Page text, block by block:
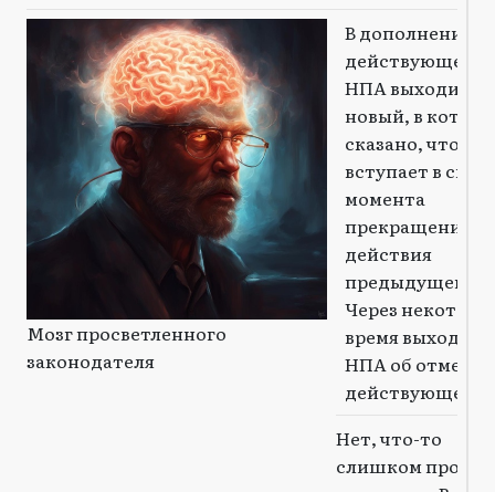
Мозг просветленного
законодателя
В дополнение к
действующему
НПА выходит
новый, в
сказано, что он
вступает в силу
момента
прекращения
действия
предыдущего.
Через
время выходит
НПА об отмене
действующего
Нет, что-то
слишком